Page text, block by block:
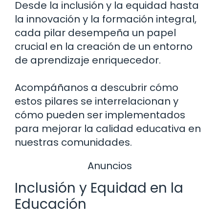
Desde la inclusión y la equidad hasta
la innovación y la formación integral,
cada pilar desempeña un papel
crucial en la creación de un entorno
de aprendizaje enriquecedor.
Acompáñanos a descubrir cómo
estos pilares se interrelacionan y
cómo pueden ser implementados
para mejorar la calidad educativa en
nuestras comunidades.
Anuncios
Inclusión y Equidad en la
Educación